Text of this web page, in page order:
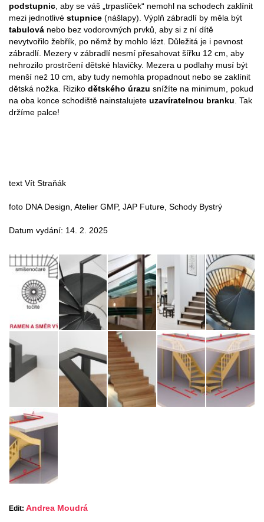
podstupnic , aby se váš „trpaslíček“ nemohl na schodech zaklínit
mezi jednotlivé stupnice (nášlapy). Výplň zábradlí by měla být
tabulová nebo bez vodorovných prvků, aby si z ní dítě
nevytvořilo žebřík, po němž by mohlo lézt. Důležitá je i pevnost
zábradlí. Mezery v zábradlí nesmí přesahovat šířku 12 cm, aby
nehrozilo prostrčení dětské hlavičky. Mezera u podlahy musí být
menší než 10 cm, aby tudy nemohla propadnout nebo se zaklínit
dětská nožka. Riziko dětského úrazu snížíte na minimum, pokud
na oba konce schodiště nainstalujete uzavíratelnou branku . Tak
držíme palce!
text Vít Straňák
foto DNA Design, Atelier GMP, JAP Future, Schody Bystrý
Datum vydání: 14. 2. 2025
Edit: Andrea Moudrá